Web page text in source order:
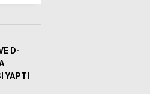
D-
YAPTI